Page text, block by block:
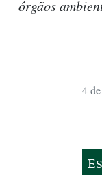
órgãos
4